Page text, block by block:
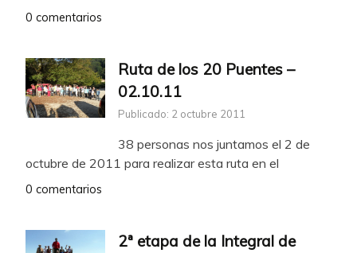
0 comentarios
Ruta de los 20 Puentes –
02.10.11
Publicado: 2 octubre 2011
38 personas nos juntamos el 2 de
octubre de 2011 para realizar esta ruta en el
0 comentarios
2ª etapa de la Integral de